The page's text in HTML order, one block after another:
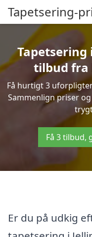
Tapetsering-
Tapetsering
tilbud fra
Få hurtigt 3
Sammenlign priser
Få 3 tilbud,
Er du på udkig